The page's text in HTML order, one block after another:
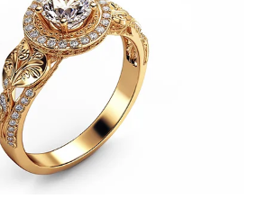
JAK
ŚWIATŁO
WPŁYWA
NA
TWOJE
PRODUKTY?